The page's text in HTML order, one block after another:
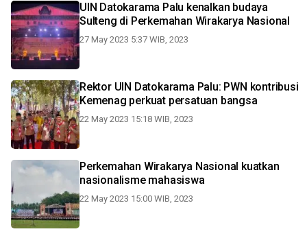
UIN Datokarama Palu kenalkan budaya
Sulteng di Perkemahan Wirakarya Nasional
27 May 2023 5:37 WIB, 2023
Rektor UIN Datokarama Palu: PWN kontribusi
Kemenag perkuat persatuan bangsa
22 May 2023 15:18 WIB, 2023
Perkemahan Wirakarya Nasional kuatkan
nasionalisme mahasiswa
22 May 2023 15:00 WIB, 2023